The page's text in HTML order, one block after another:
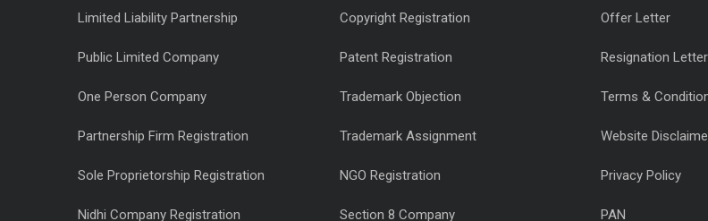
Limited Liability Partnership
Public Limited Company
One Person Company
Partnership Firm Registration
Sole Proprietorship Registration
Nidhi Company Registration
Copyright Registration
Patent Registration
Trademark Objection
Trademark Assignment
NGO Registration
Section 8 Company
Offer Letter
Resignation Letter
Terms &
Website
Privacy Policy
PAN